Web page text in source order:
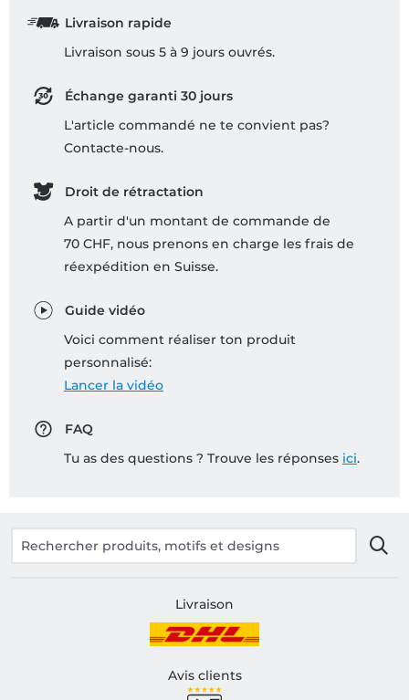
Livraison rapide
Livraison sous 5 à 9 jours ouvrés.
Échange garanti 30 jours
L'article commandé ne te convient pas?
Contacte-nous.
Droit de rétractation
A partir d'un montant de commande de
70 CHF, nous prenons en charge les frais de
réexpédition en Suisse.
Guide vidéo
Voici comment réaliser ton produit
personnalisé:
Lancer la vidéo
FAQ
Tu as des questions ? Trouve les réponses ici.
Livraison
Avis clients